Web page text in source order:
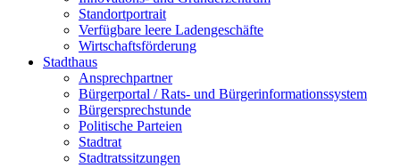
Standortportrait
Verfügbare leere Ladengeschäfte
Wirtschaftsförderung
Stadthaus
Ansprechpartner
Bürgerportal / Rats- und Bürgerinformationssystem
Bürgersprechstunde
Politische Parteien
Stadtrat
Stadtratssitzungen